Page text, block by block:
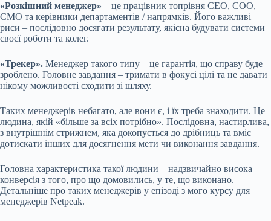
«Розкішний менеджер» – це працівник топрівня СЕО, СОО,
СМО та керівники департаментів / напрямків. Його важливі
риси – послідовно досягати результату, якісна будувати системи
своєї роботи та колег.
«Трекер». Менеджер такого типу – це гарантія, що справу буде
зроблено. Головне завдання – тримати в фокусі цілі та не давати
нікому можливості сходити зі шляху.
Таких менеджерів небагато, але вони є, і їх треба знаходити. Це
людина, якій «більше за всіх потрібно». Послідовна, настирлива,
з внутрішнім стрижнем, яка докопується до дрібниць та вміє
дотискати інших для досягнення мети чи виконання завдання.
Головна характеристика такої людини – надзвичайно висока
конверсія з того, про що домовились, у те, що виконано.
Детальніше про таких менеджерів у епізоді з мого курсу для
менеджерів Netpeak.